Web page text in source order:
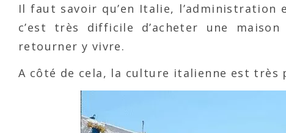
Il faut savoir qu’en Italie,
c’est très difficile d’acheter une
retourner y vivre.
A côté de cela, la culture italienne est très